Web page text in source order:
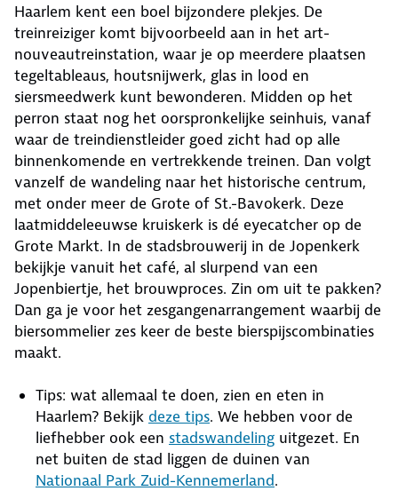
Haarlem kent een boel bijzondere plekjes. De
treinreiziger komt bijvoorbeeld aan in het art-
nouveautreinstation, waar je op meerdere plaatsen
tegeltableaus, houtsnijwerk, glas in lood en
siersmeedwerk kunt bewonderen. Midden op het
perron staat nog het oorspronkelijke seinhuis, vanaf
waar de treindienstleider goed zicht had op alle
binnenkomende en vertrekkende treinen. Dan volgt
vanzelf de wandeling naar het historische centrum,
met onder meer de Grote of St.-Bavokerk. Deze
laatmiddeleeuwse kruiskerk is dé eyecatcher op de
Grote Markt. In de stadsbrouwerij in de Jopenkerk
bekijkje vanuit het café, al slurpend van een
Jopenbiertje, het brouwproces. Zin om uit te pakken?
Dan ga je voor het zesgangenarrangement waarbij de
biersommelier zes keer de beste bierspijscombinaties
maakt.
Tips: wat allemaal te doen, zien en eten in
Haarlem? Bekijk deze tips. We hebben voor de
liefhebber ook een stadswandeling uitgezet. En
net buiten de stad liggen de duinen van
Nationaal Park Zuid-Kennemerland.